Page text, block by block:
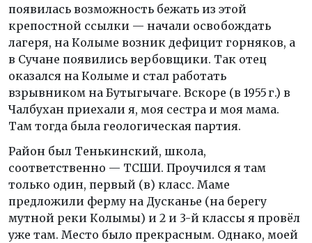
появилась возможность бежать из этой
крепостной ссылки — начали освобождать
лагеря, на Колыме возник дефицит горняков, а
в Сучане появились вербовщики. Так отец
оказался на Колыме и стал работать
взрывником на Бутыгычаге. Вскоре (в 1955 г.) в
Чалбухан приехали я, моя сестра и моя мама.
Там тогда была геологическая партия.
Район был Тенькинский, школа,
соответственно — ТСШИ. Проучился я там
только один, первый (в) класс. Маме
предложили ферму на Дусканье (на берегу
мутной реки Колымы) и 2 и 3-й классы я провёл
уже там. Место было прекрасным. Однако, моей